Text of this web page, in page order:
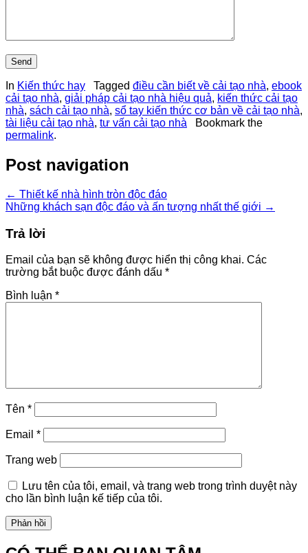
In Kiến thức hay Tagged điều cần biết về cải tạo nhà, ebook
cải tạo nhà, giải pháp cải tạo nhà hiệu quả, kiến thức cải tạo
nhà, sách cải tạo nhà, sổ tay kiến thức cơ bản về cải tạo nhà,
tài liệu cải tạo nhà, tư vấn cải tạo nhà Bookmark the
permalink.
Post navigation
← Thiết kế nhà hình tròn độc đáo
Những khách sạn độc đáo và ấn tượng nhất thế giới →
Trả lời
Email của bạn sẽ không được hiển thị công khai. Các
trường bắt buộc được đánh dấu *
Bình luận *
Tên *
Email *
Trang web
Lưu tên của tôi, email, và trang web trong trình duyệt này
cho lần bình luận kế tiếp của tôi.